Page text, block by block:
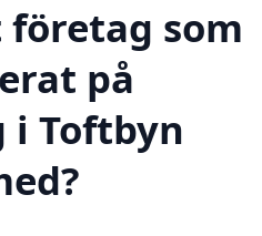
som
på
Toftbyn